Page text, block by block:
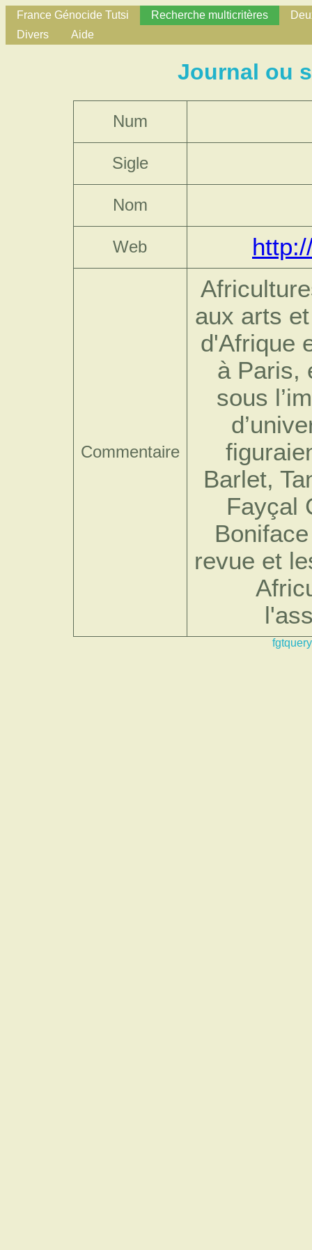
France Génocide Tutsi Recherche multicritères
Divers
Aide
Journal ou
Num
Sigle
Nom
Web
Commentaire
aux arts
d'Afrique
à Paris,
sous
Barlet,
Fayçal
revue et